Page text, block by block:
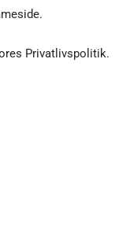
Privatlivspolitik.